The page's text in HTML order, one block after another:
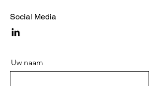
Social Media
Uw naam